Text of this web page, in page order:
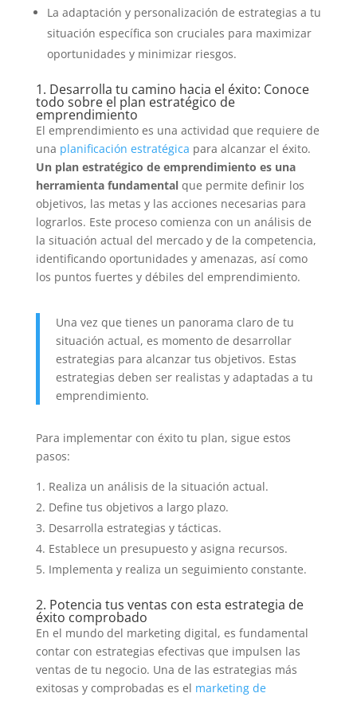
La adaptación y personalización de estrategias a tu
situación específica son cruciales para maximizar
oportunidades y minimizar riesgos.
1. Desarrolla tu camino hacia el éxito: Conoce
todo sobre el plan estratégico de
emprendimiento
El emprendimiento es una actividad que requiere de
una planificación estratégica para alcanzar el éxito.
Un plan estratégico de emprendimiento es una
herramienta fundamentalque permite definir los
objetivos, las metas y las acciones necesarias para
lograrlos. Este proceso comienza con un análisis de
la situación actual del mercado y de la competencia,
identificando oportunidades y amenazas, así como
los puntos fuertes y débiles del emprendimiento.
Una vez que tienes un panorama claro de tu
situación actual, es momento de desarrollar
estrategias para alcanzar tus objetivos. Estas
estrategias deben ser realistas y adaptadas a tu
emprendimiento.
Para implementar con éxito tu plan, sigue estos
pasos:
Realiza un análisis de la situación actual.
Define tus objetivos a largo plazo.
Desarrolla estrategias y tácticas.
Establece un presupuesto y asigna recursos.
Implementa y realiza un seguimiento constante.
2. Potencia tus ventas con esta estrategia de
éxito comprobado
En el mundo del marketing digital, es fundamental
contar con estrategias efectivas que impulsen las
ventas de tu negocio. Una de las estrategias más
exitosas y comprobadas es el marketing de